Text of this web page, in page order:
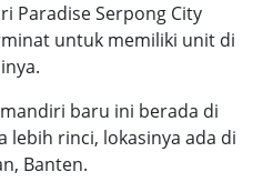
Paradise Serpong City
untuk memiliki unit di
baru ini berada di
lebih rinci, lokasinya ada di
Banten.